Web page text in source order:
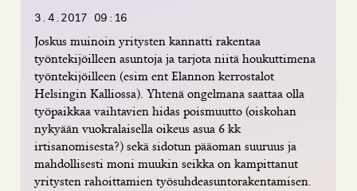
3.4.2017 09:16
Joskus muinoin yritysten kannatti rakentaa
työntekijöilleen asuntoja ja tarjota niitä houkuttimena
työntekijöilleen (esim ent Elannon kerrostalot
Helsingin Kalliossa). Yhtenä ongelmana saattaa olla
työpaikkaa vaihtavien hidas poismuutto (oiskohan
nykyään vuokralaisella oikeus asua 6 kk
irtisanomisesta?) sekä sidotun pääoman suuruus ja
mahdollisesti moni muukin seikka on kampittanut
yritysten rahoittamien työsuhdeasuntorakentamisen.